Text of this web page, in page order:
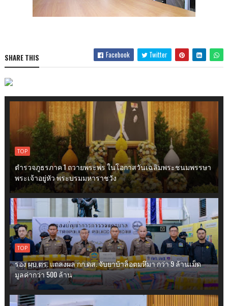
SHARE THIS Facebook Twitter
TOP
ตำรวจภูธรภาค 1 ถวายพระพร ในโอกาสวันเฉลิมพระชนมพรรษา
พระเจ้าอยู่หัว พระบรมมหาราชวัง
TOP
รอง ผบ.ตร. แถลงผล กก.ดส. จับยาบ้าล็อตมหึมา กว่า 9 ล้านเม็ด
มูลค่ากว่า 500 ล้าน